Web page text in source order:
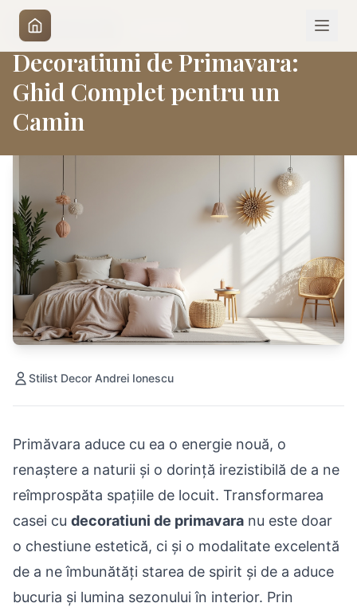
DESIGN INTERIOR
Decoratiuni de Primavara:
Ghid Complet pentru un
Camin
Stilist Decor Andrei Ionescu
Primăvara aduce cu ea o energie nouă, o
renaștere a naturii și o dorință irezistibilă de a ne
reîmprospăta spațiile de locuit. Transformarea
casei cu decoratiuni de primavara nu este doar
o chestiune estetică, ci și o modalitate excelentă
de a ne îmbunătăți starea de spirit și de a aduce
bucuria și lumina sezonului în interior. Prin